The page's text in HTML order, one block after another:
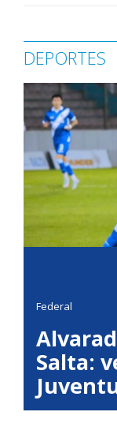
DEPORTES
Federal
Salta: